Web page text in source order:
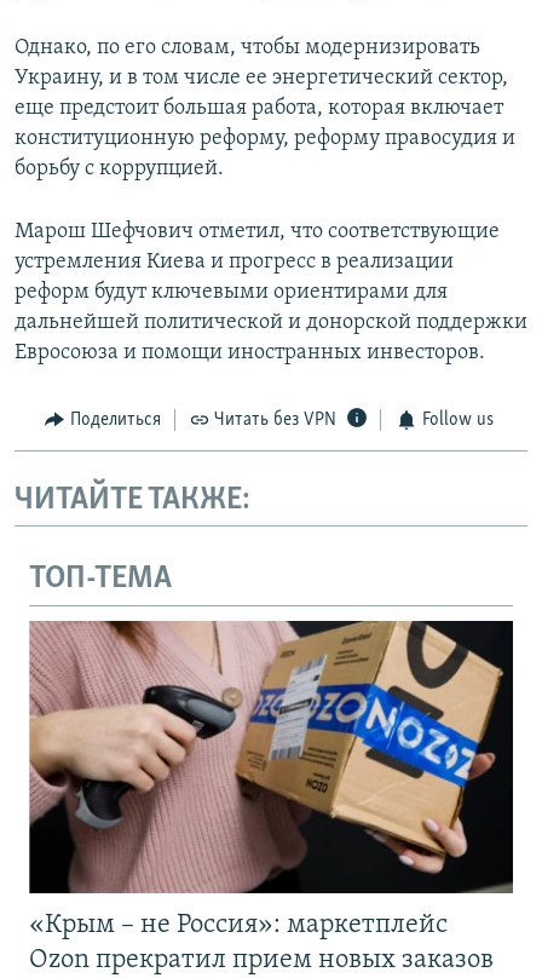
Однако, по его словам, чтобы модернизировать
Украину, и в том числе ее энергетический сектор,
еще предстоит большая работа, которая включает
конституционную реформу, реформу правосудия и
борьбу с коррупцией.
Марош Шефчович отметил, что соответствующие
устремления Киева и прогресс в реализации
реформ будут ключевыми ориентирами для
дальнейшей политической и донорской поддержки
Евросоюза и помощи иностранных инвесторов.
Поделиться Читать без VPN Follow us
ЧИТАЙТЕ ТАКЖЕ:
ТОП-ТЕМА
«Крым – не Россия»: маркетплейс
Ozon прекратил прием новых заказов